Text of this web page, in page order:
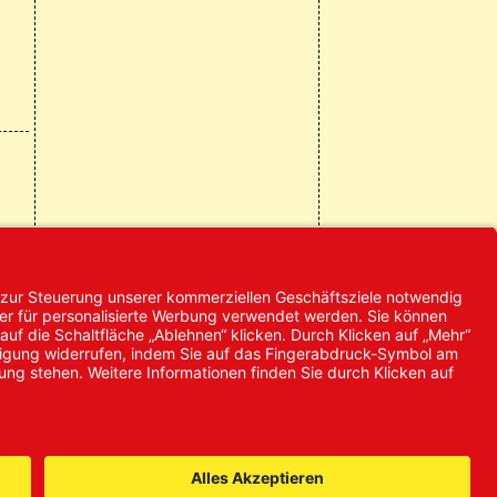
© 2024 Promed
Vertriebsgesellschaft mbH | Alle